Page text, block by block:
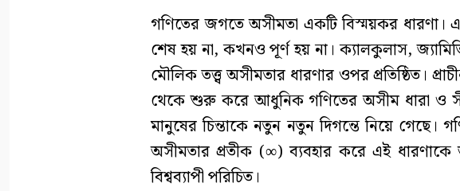
গণিতের জগতে অসীমতা একটি বিস্ময়কর ধারণা।
শেষ হয় না, কখনও পূর্ণ হয় না। ক্যালকুলাস,
মৌলিক তত্ত্ব অসীমতার ধারণার ওপর প্রতিষ্ঠিত।
থেকে শুরু করে আধুনিক গণিতের অসীম ধারা ও
মানুষের চিন্তাকে নতুন নতুন দিগন্তে নিয়ে
অসীমতার প্রতীক (∞) ব্যবহার করে এই
বিশ্বব্যাপী পরিচিত।